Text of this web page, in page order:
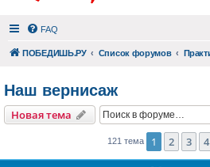
FAQ
ПОБЕДИШЬ.РУ Список форумов
Наш вернисаж
Новая тема
121 тема 1 2 3 4